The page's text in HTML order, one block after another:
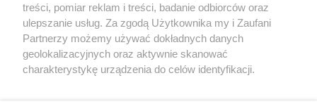
treści, pomiar reklam i treści, badanie odbiorców oraz
ulepszanie usług. Za zgodą Użytkownika my i Zaufani
Partnerzy możemy używać dokładnych danych
geolokalizacyjnych oraz aktywnie skanować
charakterystykę urządzenia do celów identyfikacji.